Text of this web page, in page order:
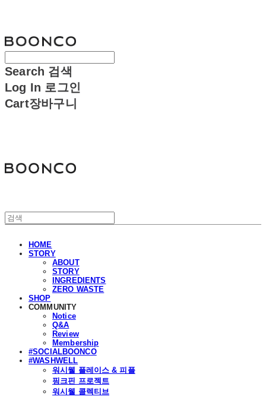
Search 검색
Log In 로그인
Cart장바구니
HOME
STORY
ABOUT
STORY
INGREDIENTS
ZERO WASTE
SHOP
COMMUNITY
Notice
Q&A
Review
Membership
#SOCIALBOONCO
#WASHWELL
워시웰 플레이스 & 피플
핑크핀 프로젝트
워시웰 콜렉티브